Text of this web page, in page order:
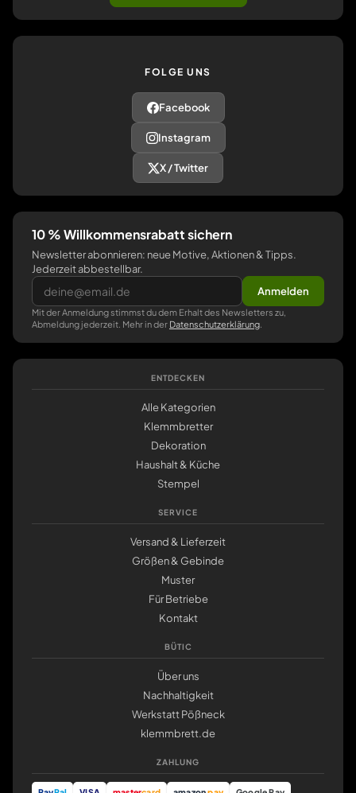
FOLGE UNS
Facebook
Instagram
X / Twitter
10 % Willkommensrabatt sichern
Newsletter abonnieren: neue Motive, Aktionen & Tipps.
Jederzeit abbestellbar.
Anmelden
Mit der Anmeldung stimmst du dem Erhalt des Newsletters zu,
Abmeldung jederzeit. Mehr in der Datenschutzerklärung
ENTDECKEN
Alle Kategorien
Klemmbretter
Dekoration
Haushalt & Küche
Stempel
SERVICE
Versand & Lieferzeit
Größen & Gebinde
Muster
Für Betriebe
Kontakt
BÜTIC
Über uns
Nachhaltigkeit
Werkstatt Pößneck
klemmbrett.de
ZAHLUNG